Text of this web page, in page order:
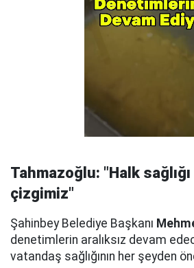
Tahmazoğlu: "Halk sağlığı
çizgimiz"
Şahinbey Belediye Başkanı
denetimlerin aralıksız devam
vatandaş sağlığının her şeyden